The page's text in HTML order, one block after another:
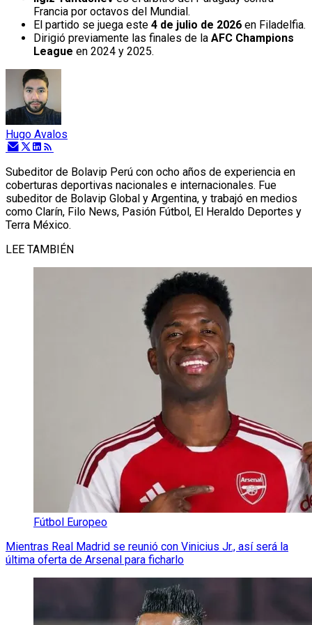
Francia por octavos del Mundial.
El partido se juega este 4 de julio de 2026 en Filadelfia.
Dirigió previamente las finales de la AFC Champions
League en 2024 y 2025.
Hugo Avalos
Subeditor de Bolavip Perú con ocho años de experiencia en
coberturas deportivas nacionales e internacionales. Fue
subeditor de Bolavip Global y Argentina, y trabajó en medios
como Clarín, Filo News, Pasión Fútbol, El Heraldo Deportes y
Terra México.
LEE TAMBIÉN
Fútbol Europeo
Mientras Real Madrid se reunió con Vinicius Jr., así será la
última oferta de Arsenal para ficharlo